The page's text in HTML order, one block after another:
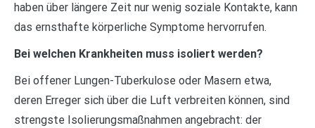
haben über längere Zeit nur wenig soziale Kontakte, kann
das ernsthafte körperliche Symptome hervorrufen.
Bei welchen Krankheiten muss isoliert werden?
Bei offener Lungen-Tuberkulose oder Masern etwa,
deren Erreger sich über die Luft verbreiten können, sind
strengste Isolierungsmaßnahmen angebracht: der